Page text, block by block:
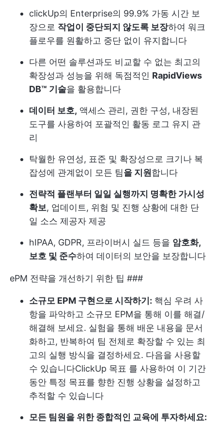
clickUp의 Enterprise의 99.9% 가동 시간 보
장으로 작업이 중단되지 않도록 보장하여 워크
플로우를 원활하고 중단 없이 유지합니다
다른 어떤 솔루션과도 비교할 수 없는 최고의
확장성과 성능을 위해 독점적인 RapidViews
DB™ 기술을 활용합니다
데이터 보호, 액세스 관리, 권한 구성, 내장된
도구를 사용하여 포괄적인 활동 로그 유지 관
리
탁월한 유연성, 표준 및 확장성으로 크기나 복
잡성에 관계없이 모든 팀을 지원합니다
전략적 플랜부터 일일 실행까지 명확한 가시성
확보, 업데이트, 위험 및 진행 상황에 대한 단
일 소스 제공자 제공
hIPAA, GDPR, 프라이버시 실드 등을 암호화,
보호 및 준수하여 데이터의 보안을 보장합니다
ePM 전략을 개선하기 위한 팁 ###
소규모 EPM 구현으로 시작하기: 핵심 우려 사
항을 파악하고 소규모 EPM을 통해 이를 해결/
해결해 보세요. 실험을 통해 배운 내용을 문서
화하고, 반복하여 팀 전체로 확장할 수 있는 최
고의 실행 방식을 결정하세요. 다음을 사용할
수 있습니다ClickUp 목표 를 사용하여 이 기간
동안 특정 목표를 향한 진행 상황을 설정하고
추적할 수 있습니다
모든 팀원을 위한 종합적인 교육에 투자하세요: